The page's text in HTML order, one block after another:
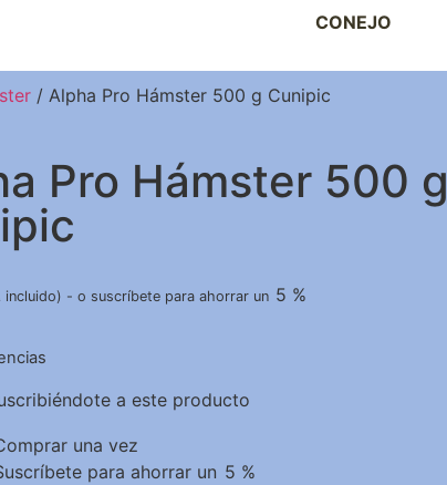
CONEJO
/ Alpha Pro Hámster 500 g Cunipic
Pro Hámster 500 g
incluido) - o suscríbete para ahorrar un 5 %
a este producto
una vez
Suscríbete para ahorrar un 5 %